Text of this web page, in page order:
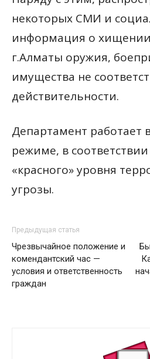
некоторых СМИ и
информация о
г.Алматы оружия,
имущества не
действительности.
Департамент работает
режиме, в
«красного» уровня
угрозы.
Предыдущая статья
Чрезвычайное положение и
комендантский час —
условия и ответственность
граждан